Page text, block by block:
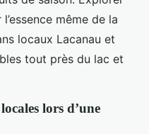
même de la
locaux Lacanau et
tout près du lac et
lors d’une